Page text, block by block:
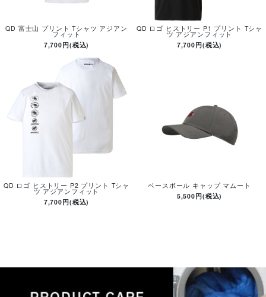
QD 富士山 プリント Tシャツ アジアン
フィット
7,700円(税込)
QD ロゴ ヒストリー P1 プリント Tシャ
ツ アジアンフィット
7,700円(税込)
QD ロゴ ヒストリー P2 プリント Tシャ
ツ アジアンフィット
7,700円(税込)
ベースボール キャップ マムート
5,500円(税込)